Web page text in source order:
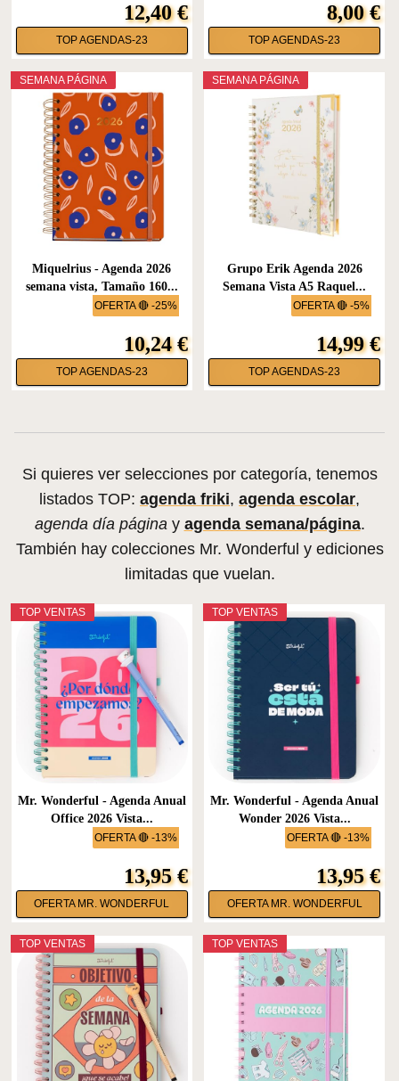
12,40 €
TOP AGENDAS-23
8,00 €
TOP AGENDAS-23
OFERTA 🔴 -25%
SEMANA PÁGINA
Miquelrius - Agenda 2026
semana vista, Tamaño 160...
10,24 €
TOP AGENDAS-23
OFERTA 🔴 -5%
SEMANA PÁGINA
Grupo Erik Agenda 2026
Semana Vista A5 Raquel...
14,99 €
TOP AGENDAS-23
Si quieres ver selecciones por categoría, tenemos
listados TOP: agenda friki, agenda escolar,
agenda día página y agenda semana/página.
También hay colecciones Mr. Wonderful y ediciones
limitadas que vuelan.
OFERTA 🔴 -13%
TOP VENTAS
Mr. Wonderful - Agenda Anual
Office 2026 Vista...
13,95 €
OFERTA MR. WONDERFUL
OFERTA 🔴 -13%
TOP VENTAS
Mr. Wonderful - Agenda Anual
Wonder 2026 Vista...
13,95 €
OFERTA MR. WONDERFUL
TOP VENTAS TOP VENTAS